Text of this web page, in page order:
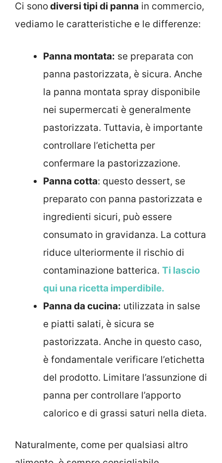
Ci sonodiversi tipi di panna in commercio,
vediamo le caratteristiche e le differenze:
Panna montata: se preparata con
panna pastorizzata, è sicura. Anche
la panna montata spray disponibile
nei supermercati è generalmente
pastorizzata. Tuttavia, è importante
controllare l’etichetta per
confermare la pastorizzazione.
Panna cotta: questo dessert, se
preparato con panna pastorizzata e
ingredienti sicuri, può essere
consumato in gravidanza. La cottura
riduce ulteriormente il rischio di
contaminazione batterica. Ti lascio
qui una ricetta imperdibile.
Panna da cucina: utilizzata in salse
e piatti salati, è sicura se
pastorizzata. Anche in questo caso,
è fondamentale verificare l’etichetta
del prodotto. Limitare l’assunzione di
panna per controllare l’apporto
calorico e di grassi saturi nella dieta.
Naturalmente, come per qualsiasi altro